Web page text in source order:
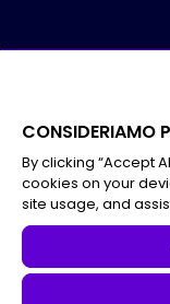
Via Fersina, 23 38123
Direzione e
Energia SpA Registro
01812630224
Capitale Sociale i.v.
CONSIDERIAMO
By clicking “Accept
cookies on your
site usage, and